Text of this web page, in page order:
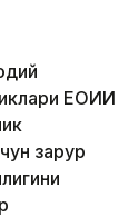
ЕОИИ
зарур